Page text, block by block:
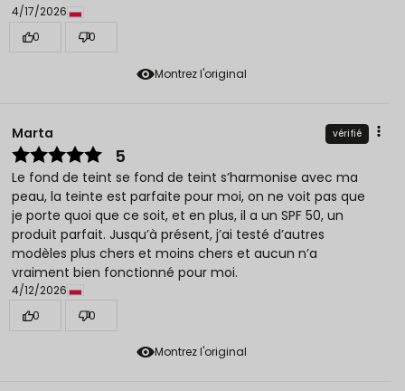
Montrez l'original
4/17/2026
0
0
Montrez l'original
Marta vérifié
5
Le fond de teint se fond de teint s’harmonise avec ma
peau, la teinte est parfaite pour moi, on ne voit pas que
je porte quoi que ce soit, et en plus, il a un SPF 50, un
produit parfait. Jusqu’à présent, j’ai testé d’autres
modèles plus chers et moins chers et aucun n’a
vraiment bien fonctionné pour moi.
4/12/2026
0
0